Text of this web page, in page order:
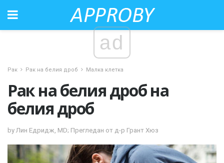
ad
Рак Рак на белия дроб Малка клетка
Рак на белия дроб на
белия дроб
by Лин Едридж, MD; Прегледан от д-р Грант Хюз